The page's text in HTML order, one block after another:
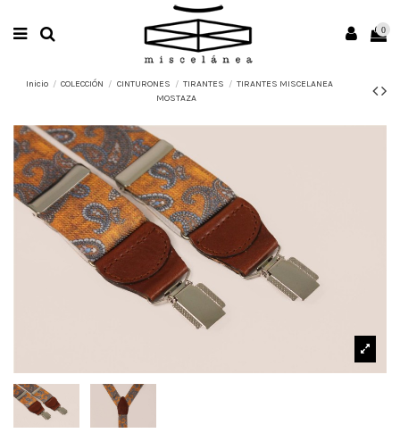
0
Inicio COLECCIÓN CINTURONES TIRANTES
TIRANTES MISCELANEA
MOSTAZA